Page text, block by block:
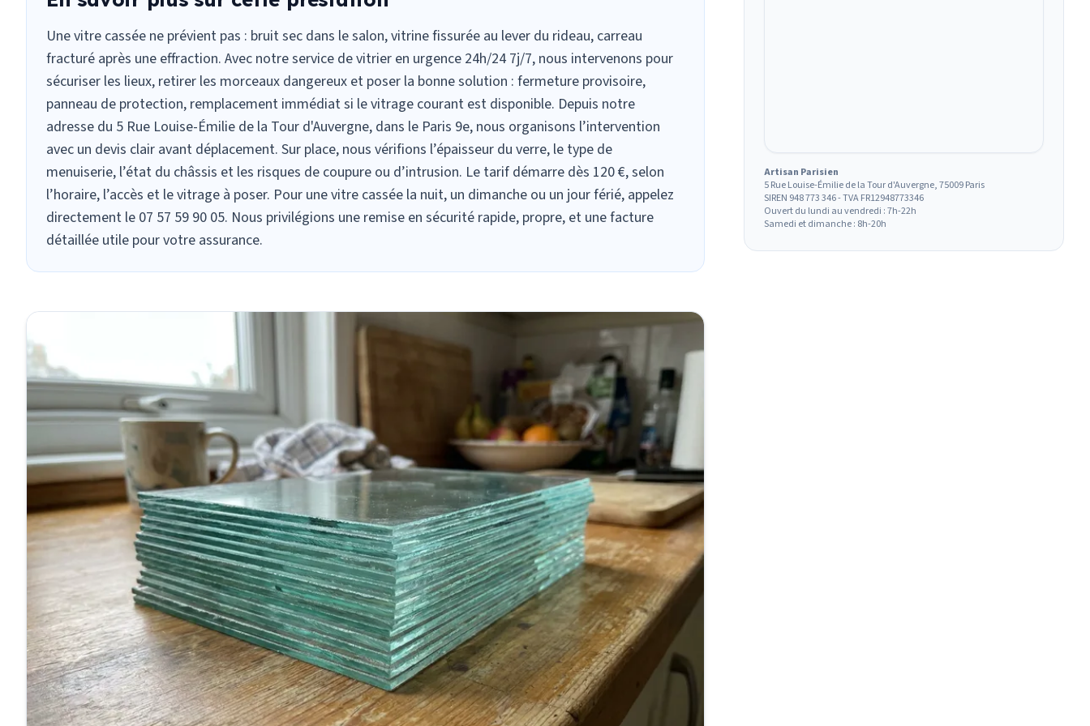
Unevitre cassée ne prévient pas : bruit sec dans le salon,vitrine fissurée au lever du rideau, carreau
fracturé après une effraction. Avec notre service de vitrier en urgence 24h/24 7j/7, nous intervenons pour
sécuriser les lieux, retirer les morceaux dangereux et poser la bonne solution : fermeture provisoire,
panneau de protection, remplacement immédiat si le vitrage courant est disponible. Depuis notre
adresse du 5 Rue Louise-Émilie de la Tour d'Auvergne, dans le Paris 9e, nous organisons l’intervention
avec un devis clair avant déplacement. Sur place, nous vérifions l’épaisseur du verre, le type de
menuiserie, l’état du châssis et les risques de coupure ou d’intrusion. Le tarif démarre dès 120 €, selon
l’horaire, l’accès et le vitrage à poser. Pour une vitre cassée la nuit, un dimanche ou un jour férié, appelez
directement le 07 57 59 90 05. Nous privilégions une remise en sécurité rapide, propre, et une facture
détaillée utile pour votre assurance.
Artisan Parisien
5 Rue Louise-Émilie de la Tour d'Auvergne, 75009 Paris
SIREN 948 773 346 - TVA FR12948773346
Ouvert du lundi au vendredi : 7h-22h
Samedi et dimanche : 8h-20h